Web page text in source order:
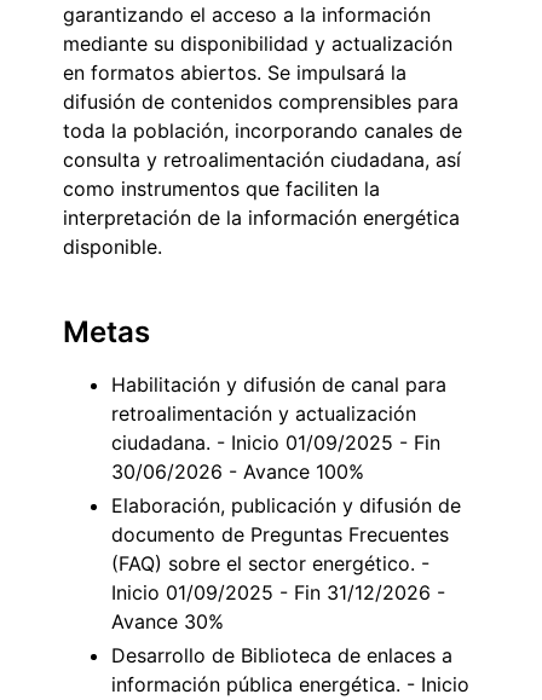
garantizando el acceso a la información
mediante su disponibilidad y actualización
en formatos abiertos. Se impulsará la
difusión de contenidos comprensibles para
toda la población, incorporando canales de
consulta y retroalimentación ciudadana, así
como instrumentos que faciliten la
interpretación de la información energética
disponible.
Metas
Habilitación y difusión de canal para
retroalimentación y actualización
ciudadana. - Inicio 01/09/2025 - Fin
30/06/2026 - Avance 100%
Elaboración, publicación y difusión de
documento de Preguntas Frecuentes
(FAQ) sobre el sector energético. -
Inicio 01/09/2025 - Fin 31/12/2026 -
Avance 30%
Desarrollo de Biblioteca de enlaces a
información pública energética. - Inicio